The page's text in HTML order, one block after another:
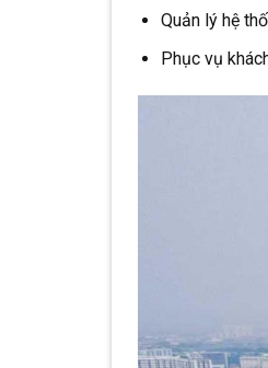
Quản lý hệ
Phục vụ